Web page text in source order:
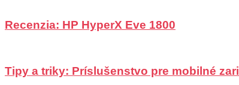
Recenzia: HP HyperX Eve 1800
Tipy a triky: Príslušenstvo pre mobilné